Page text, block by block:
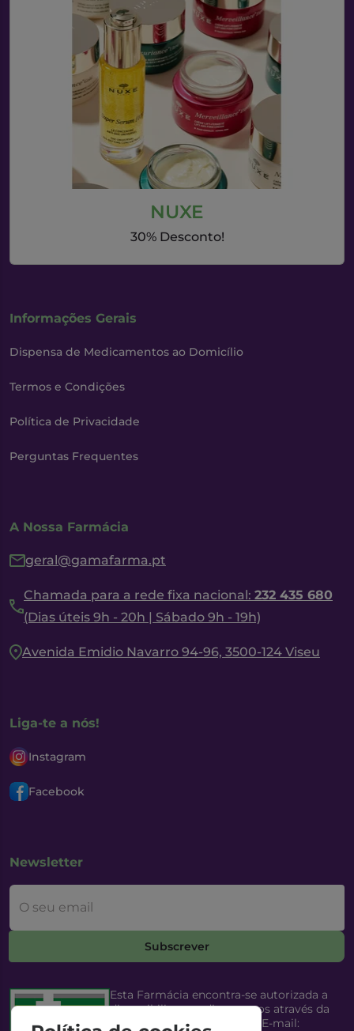
NUXE
30% Desconto!
Informações Gerais
Dispensa de Medicamentos ao Domicílio
Termos e Condições
Política de Privacidade
Perguntas Frequentes
A Nossa Farmácia
geral@gamafarma.pt
Chamada para a rede fixa nacional: 232 435 680
(Dias úteis 9h - 20h | Sábado 9h - 19h)
Avenida Emidio Navarro 94-96, 3500-124 Viseu
Liga-te a nós!
Instagram
Facebook
Newsletter
O seu email
Subscrever
Esta Farmácia encontra-se autorizada a
disponibilizar medicamentos através da
Internet, pelo Infarmed, I.P. E-mail: